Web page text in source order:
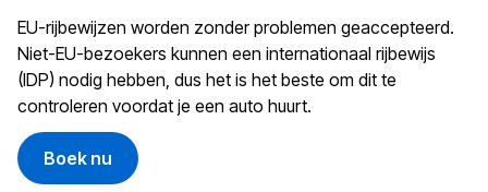
EU-rijbewijzen worden zonder problemen geaccepteerd.
Niet-EU-bezoekers kunnen een internationaal rijbewijs
(IDP) nodig hebben, dus het is het beste om dit te
controleren voordat je een auto huurt.
Boek nu